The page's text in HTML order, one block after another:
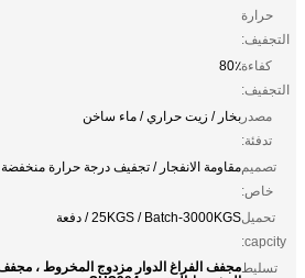
حرارة
التجفيف:
كفاءة
التجفيف:
80٪
مصدر
تدفئة:
بخار / زيت حراري / ماء ساخن
تصميم
خاص:
مقاومة الانفجار / تجفيف درجة حرارة منخفضة
تحميل
capcity:
25KGS / Batch-3000KGS / دفعة
تسليط